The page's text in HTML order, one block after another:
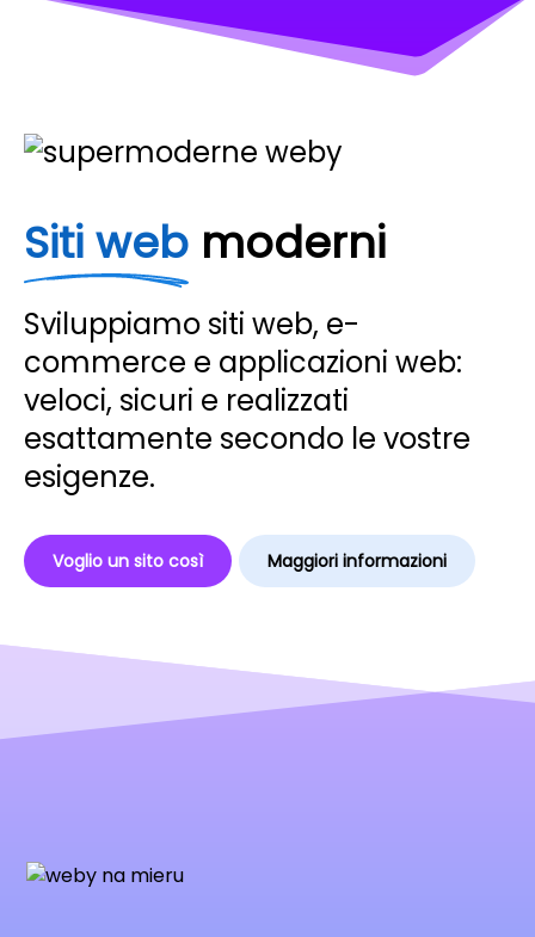
Siti web moderni
Sviluppiamo siti web, e-
commerce e applicazioni web:
veloci, sicuri e realizzati
esattamente secondo le vostre
esigenze.
Voglio un sito così Maggiori informazioni